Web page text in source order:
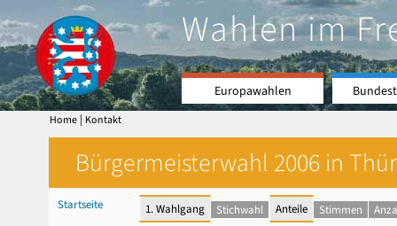
Wahlen im
Europawahlen
Home | Kontakt
Bürgermeisterwahl 2006 in
Startseite
1. Wahlgang Stichwahl Anteile Stimmen